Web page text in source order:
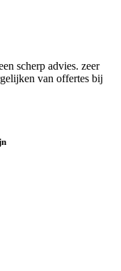
scherp advies. zeer
van offertes bij